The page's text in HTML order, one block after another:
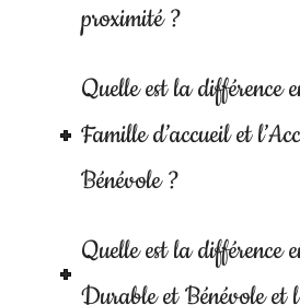
proximité ?
Quelle est la différence
Famille d’accueil et
Bénévole ?
Quelle est la différence
Durable et Bénévole et